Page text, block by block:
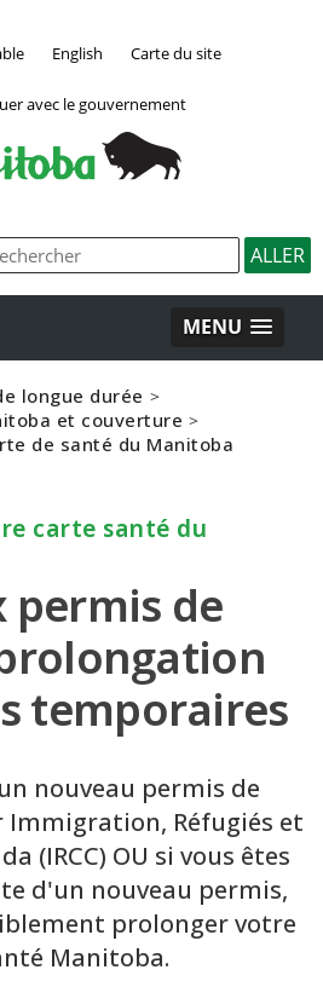
English Carte du site
avec le gouvernement
MENU
longue durée >
et couverture >
de santé du Manitoba
carte santé du
permis de
temporaires
nouveau permis de
Réfugiés et
(IRCC) OU si vous êtes
d'un nouveau permis,
prolonger votre
Manitoba.